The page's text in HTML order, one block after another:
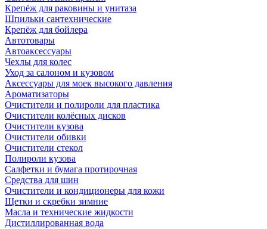
Крепёж для раковины и унитаза
Шпильки сантехнические
Крепёж для бойлера
Автотовары
Автоаксессуары
Чехлы для колес
Уход за салоном и кузовом
Аксессуары для моек высокого давления
Ароматизаторы
Очистители и полироли для пластика
Очистители колёсных дисков
Очистители кузова
Очистители обивки
Очистители стекол
Полироли кузова
Салфетки и бумага протирочная
Средства для шин
Очистители и кондиционеры для кожи
Щетки и скребки зимние
Масла и технические жидкости
Дистиллированная вода